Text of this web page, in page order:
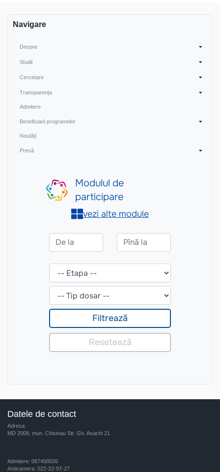
Navigare
Despre
Studii
Cercetare
Transparența
Admitere
Beneficiarii programelor
Noutăți
Presă
Datele de contact
Adresa:
MD 2009, mun. Chisinau Str. Gh. Asachi 21
Admitere: 067458026
Anticamera: 022-22-97-27